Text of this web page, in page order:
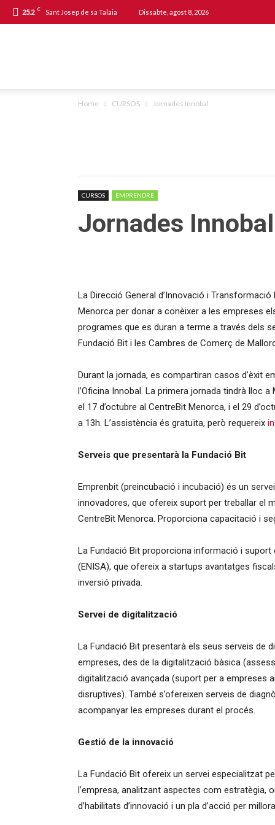
25.2 C Sant Josep de sa Talaia Dissabte, agost 8, 2026
de
Sant
sa
Talaia
Home CURSOS Jornades Innobal
CURSOS EMPRENDRE
Jornades Innobal
La Direcció General d’Innovació i
Menorca per donar a conèixer a les empreses
programes que es duran a terme a través dels
Fundació Bit i les Cambres de Comerç de
Durant la jornada, es compartiran casos d’èxit
l’Oficina Innobal. La primera jornada tindrà lloc
el 17 d’octubre al CentreBit Menorca, i el 29
a 13h. L’assistència és gratuïta, però requereix
Serveis que presentarà la Fundació Bit
Emprenbit (preincubació i incubació) és un
innovadores, que ofereix suport per treballar el
CentreBit Menorca. Proporciona capacitació i
La Fundació Bit proporciona informació i suport
(ENISA), que ofereix a startups avantatges
inversió privada.
Servei de digitalització
La Fundació Bit presentarà els seus serveis de
empreses, des de la digitalització bàsica
digitalització avançada (suport per a empreses
disruptives). També s’ofereixen serveis de
acompanyar les empreses durant el procés.
Gestió de la innovació
La Fundació Bit ofereix un servei especialitzat
l’empresa, analitzant aspectes com estratègia,
d’habilitats d’innovació i un pla d’acció per